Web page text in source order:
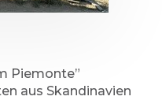
Piemonte”
aus Skandinavien